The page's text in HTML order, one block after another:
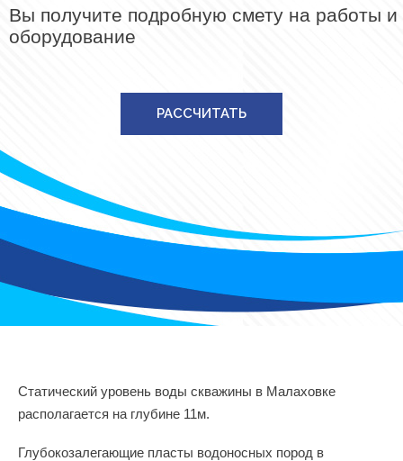
Вы получите подробную смету на работы и
оборудование
РАССЧИТАТЬ
Статический уровень воды скважины в Малаховке
располагается на глубине 11м.
Глубокозалегающие пласты водоносных пород в